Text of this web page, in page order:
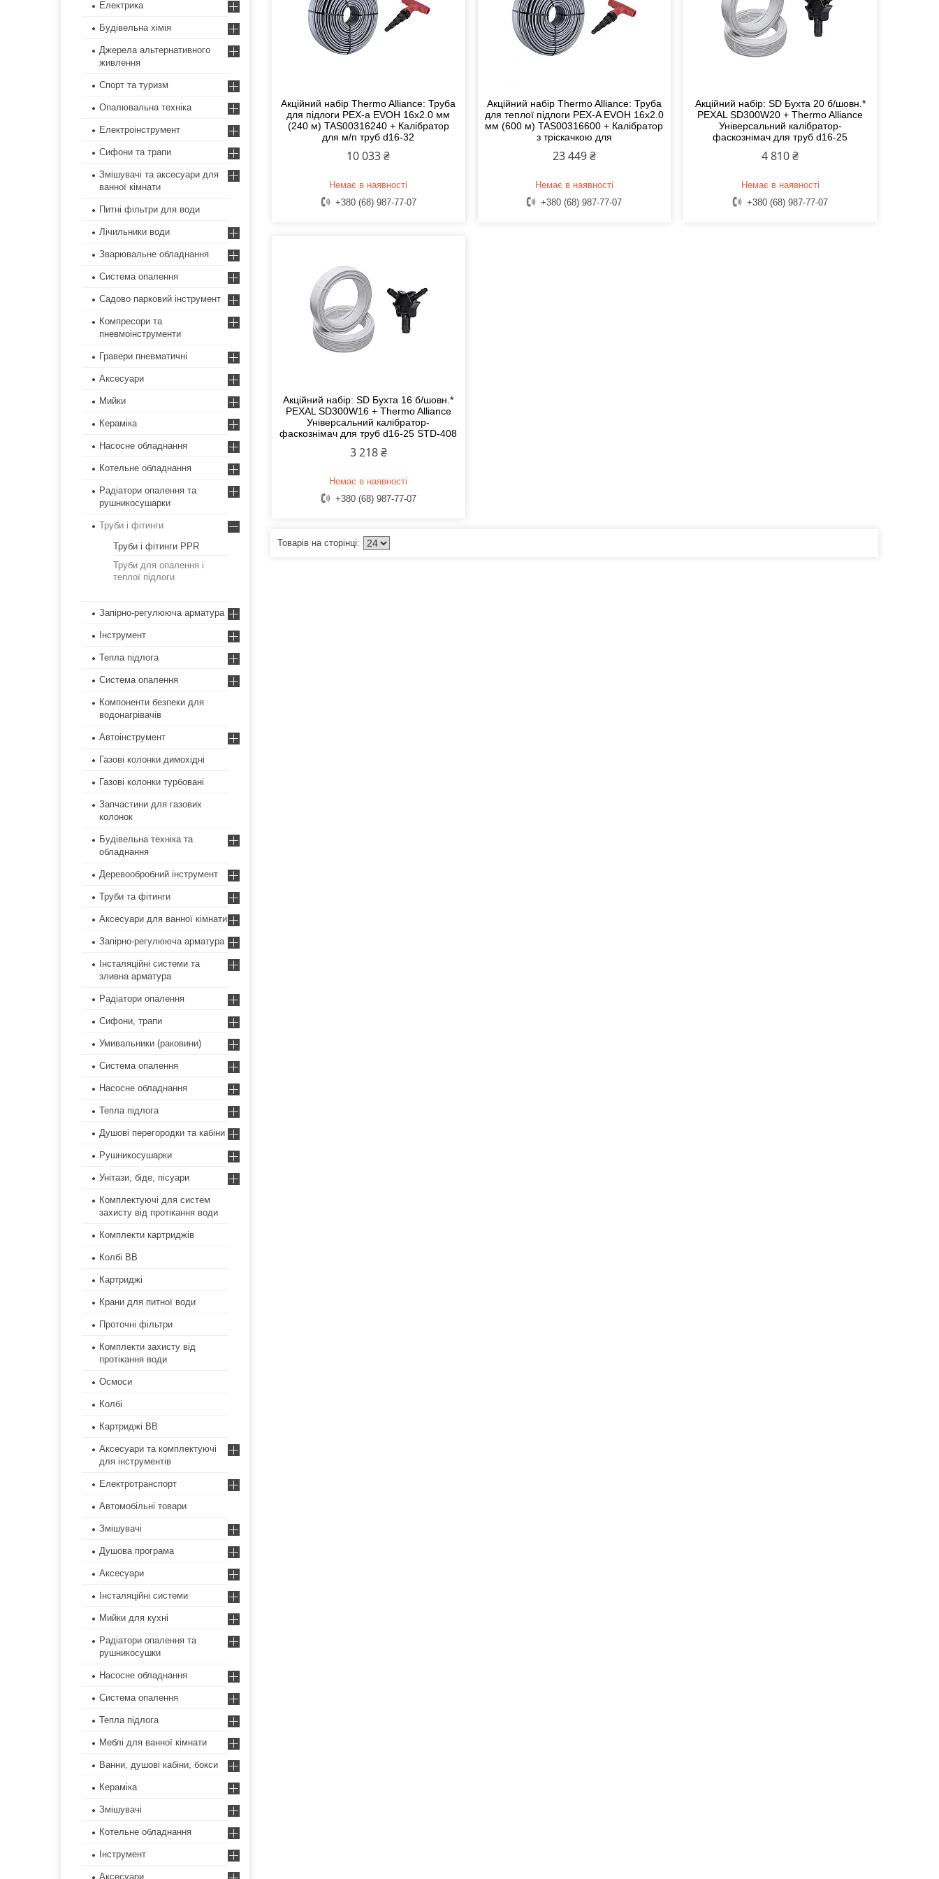
Акційний набір Thermo Alliance: Труба
для підлоги PEX-a EVOH 16x2.0 мм
(240 м) TAS00316240 + Калібратор
для м/п труб d16-32
10 033 ₴
Немає в наявності
+380 (68) 987-77-07
Акційний набір Thermo Alliance: Труба
для теплої підлоги PEX-A EVOH 16x2.0
мм (600 м) TAS00316600 + Калібратор
з тріскачкою для
23 449 ₴
Немає в наявності
+380 (68) 987-77-07
Акційний набір: SD Бухта 20 б/шовн.*
PEXAL SD300W20 + Thermo Alliance
Універсальний калібратор-
фаскознімач для труб d16-25
4 810 ₴
Немає в наявності
+380 (68) 987-77-07
Акційний набір: SD Бухта 16 б/шовн.*
PEXAL SD300W16 + Thermo Alliance
Універсальний калібратор-
фаскознімач для труб d16-25 STD-408
3 218 ₴
Немає в наявності
+380 (68) 987-77-07
Електрика
Будівельна хімія
Джерела альтернативного
живлення
Спорт та туризм
Опалювальна техніка
Електроінструмент
Сифони та трапи
Змішувачі та аксесуари для
ванної кімнати
Питні фільтри для води
Лічильники води
Зварювальне обладнання
Система опалення
Садово парковий інструмент
Компресори та
пневмоінструменти
Гравери пневматичні
Аксесуари
Мийки
Кераміка
Насосне обладнання
Котельне обладнання
Радіатори опалення та
рушникосушарки
Труби і фітинги
Труби і фітинги PPR
Труби для опалення і
теплої підлоги
Запірно-регулююча арматура
Інструмент
Тепла підлога
Система опалення
Компоненти безпеки для
водонагрівачів
Автоінструмент
Газові колонки димохідні
Газові колонки турбовані
Запчастини для газових
колонок
Будівельна техніка та
обладнання
Деревообробний інструмент
Труби та фітинги
Аксесуари для ванної кімнати
Запірно-регулююча арматура
Інсталяційні системи та
зливна арматура
Радіатори опалення
Сифони, трапи
Умивальники (раковини)
Система опалення
Насосне обладнання
Тепла підлога
Душові перегородки та кабіни
Рушникосушарки
Унітази, біде, пісуари
Комплектуючі для систем
захисту від протікання води
Комплекти картриджів
Колбі ВВ
Картриджі
Крани для питної води
Проточні фільтри
Комплекти захисту від
протікання води
Осмоси
Колбі
Картриджі ВВ
Аксесуари та комплектуючі
для інструментів
Електротранспорт
Автомобільні товари
Змішувачі
Душова програма
Аксесуари
Інсталяційні системи
Мийки для кухні
Радіатори опалення та
рушникосушки
Насосне обладнання
Система опалення
Тепла підлога
Меблі для ванної кімнати
Ванни, душові кабіни, бокси
Кераміка
Змішувачі
Котельне обладнання
Інструмент
Аксесуари